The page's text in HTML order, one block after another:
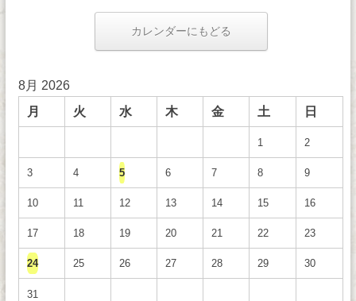
カレンダーにもどる
8月 2026
月
火 水 木 金 土 日
1 2
3 4 5 6 7 8 9
10 11 12 13 14 15 16
17 18 19 20 21 22 23
24 25 26 27 28 29 30
31